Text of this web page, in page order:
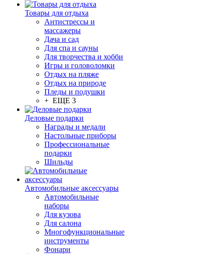
Товары для отдыха
Антистрессы и
массажеры
Дача и сад
Для спа и сауны
Для творчества и хобби
Игры и головоломки
Отдых на пляже
Отдых на природе
Пледы и подушки
+ ЕЩЕ 3
Деловые подарки
Награды и медали
Настольные приборы
Профессиональные
подарки
Шильды
Автомобильные аксессуары
Автомобильные
наборы
Для кузова
Для салона
Многофункциональные
инструменты
Фонари